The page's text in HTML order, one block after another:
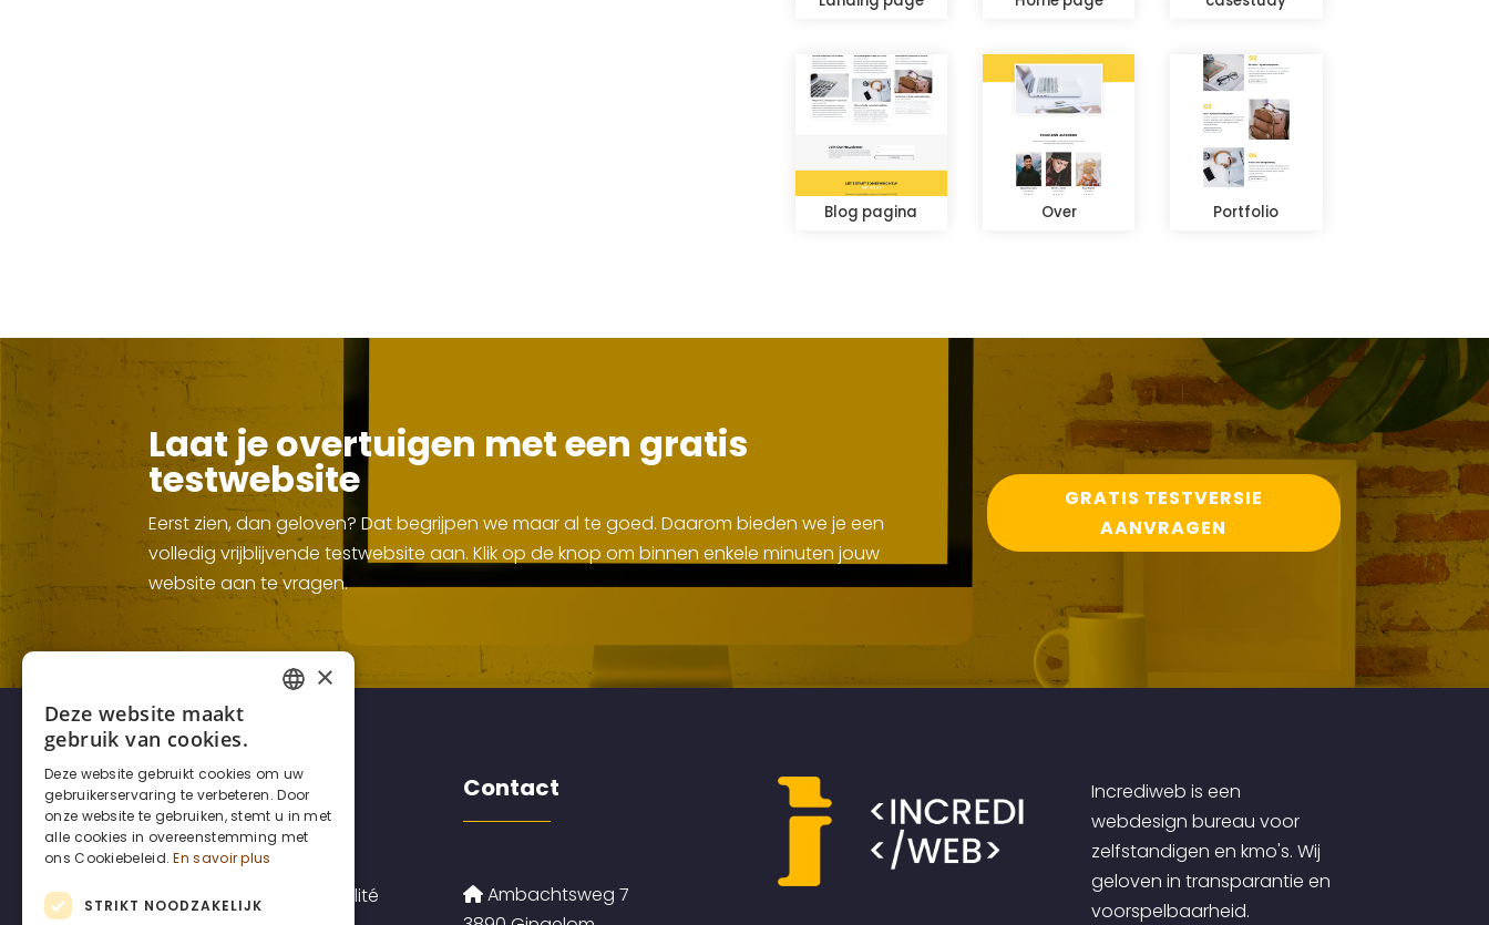
Blog pagina Over Portfolio
Laat je overtuigen met een gratis
testwebsite
Eerst zien, dan geloven? Dat begrijpen we maar al te goed. Daarom bieden we je een
volledig vrijblijvende testwebsite aan. Klik op de knop om binnen enkele minuten jouw
website aan te vragen.
GRATIS TESTVERSIE
AANVRAGEN
Disclaimers
Politique de confidentialité
Contact
Ambachtsweg 7
Incrediweb is een
webdesign bureau voor
zelfstandigen en kmo's. Wij
geloven in transparantie en
voorspelbaarheid.
DUTCH
ENGLISH
×
Deze website maakt
gebruik van cookies.
Deze website gebruikt cookies om uw
gebruikerservaring te verbeteren. Door
onze website te gebruiken, stemt u in met
alle cookies in overeenstemming met
ons Cookiebeleid. En savoir plus
STRIKT NOODZAKELIJK